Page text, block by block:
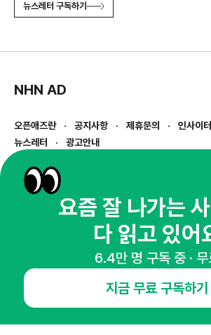
뉴스레터 구독하기
NHN AD
오픈애즈란 공지사항 제휴문의
인사이
뉴스레터
광고안내
경기도 성남시 분당구 대왕판교로645번길 16
사업자등록번호 : 144-81-27690(
통신판매업신고번호 : 2014-경기성남-1023
호스팅서비스사업자 : 오픈애즈
1800-2198
openads@openads.co.kr
이용약관
instagramthreadkakaotalk
요즘 잘 나가는
다 읽고 있어
6.4만 명 구독 중 · 무
지금 무료 구독하기